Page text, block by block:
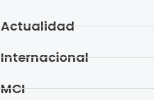
Actualidad
Internacional
MCI